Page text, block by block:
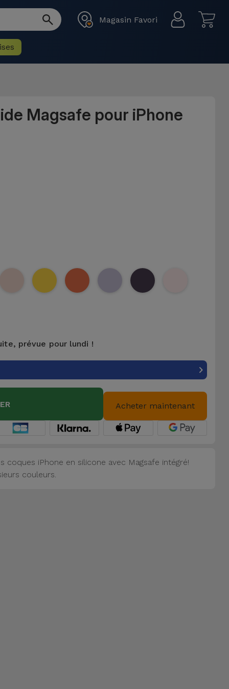
Magasin Favori
Magsafe pour iPhone
prévue pour lundi !
Acheter maintenant
iPhone en silicone avec Magsafe intégré!
couleurs.